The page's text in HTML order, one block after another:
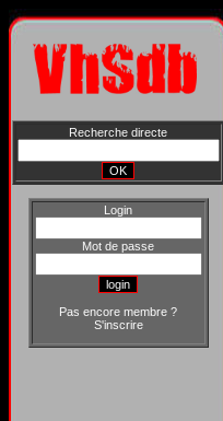
Recherche directe
Login
Mot de passe
Pas encore membre ?
S'inscrire